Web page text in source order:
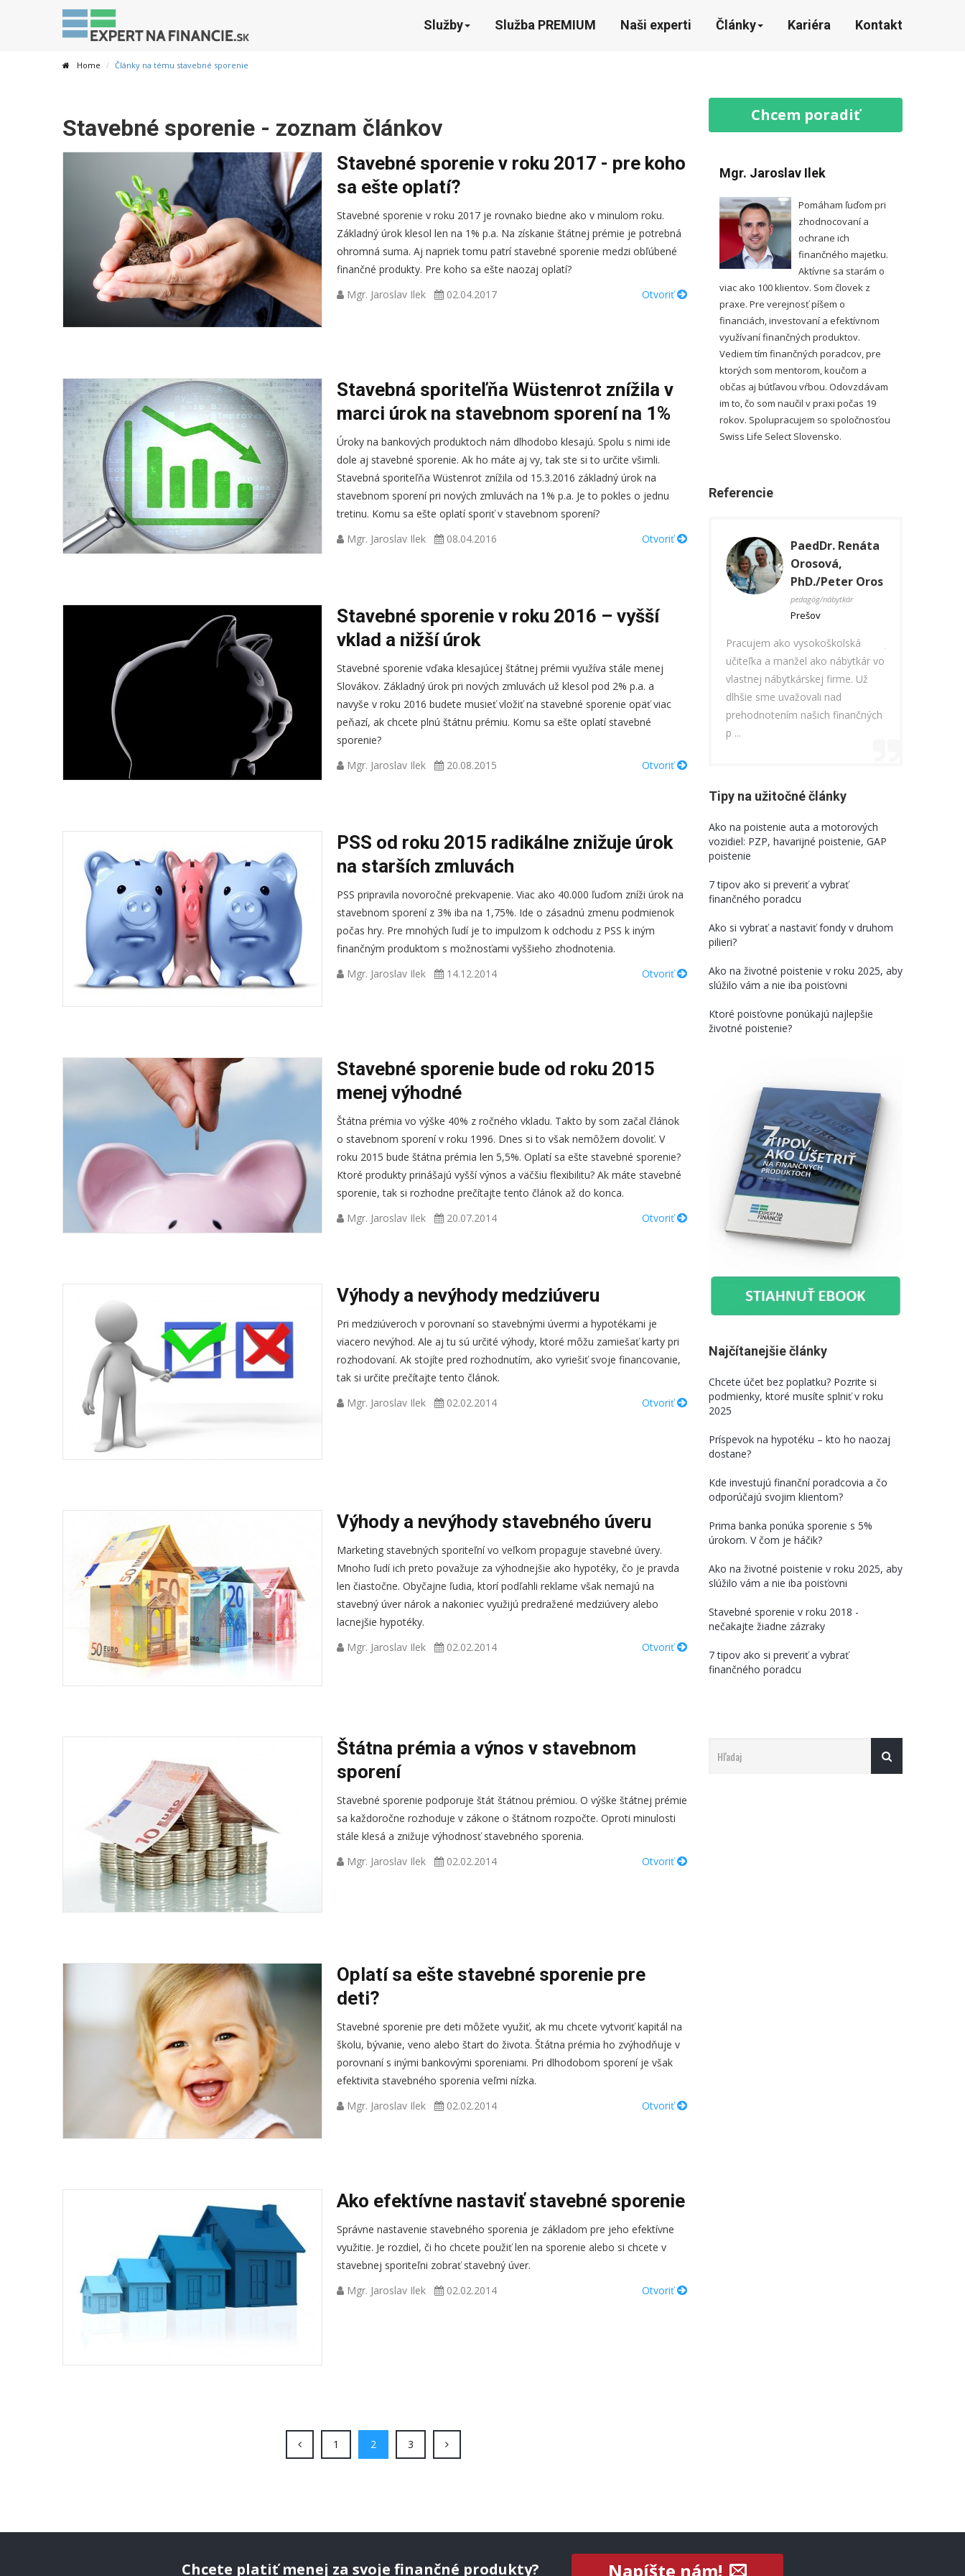
Služby Služba PREMIUM Naši experti Články Kariéra Kontakt
Home Články na tému stavebné sporenie
Stavebné sporenie - zoznam článkov
Stavebné sporenie v roku 2017 - pre koho
sa ešte oplatí?
Stavebné sporenie v roku 2017 je rovnako biedne ako v minulom roku.
Základný úrok klesol len na 1% p.a. Na získanie štátnej prémie je potrebná
ohromná suma. Aj napriek tomu patrí stavebné sporenie medzi obľúbené
finančné produkty. Pre koho sa ešte naozaj oplatí?
Mgr. Jaroslav Ilek
02.04.2017 Otvoriť
Stavebná sporiteľňa Wüstenrot znížila v
marci úrok na stavebnom sporení na 1%
Úroky na bankových produktoch nám dlhodobo klesajú. Spolu s nimi ide
dole aj stavebné sporenie. Ak ho máte aj vy, tak ste si to určite všimli.
Stavebná sporiteľňa Wüstenrot znížila od 15.3.2016 základný úrok na
stavebnom sporení pri nových zmluvách na 1% p.a. Je to pokles o jednu
tretinu. Komu sa ešte oplatí sporiť v stavebnom sporení?
Mgr. Jaroslav Ilek
08.04.2016 Otvoriť
Stavebné sporenie v roku 2016 – vyšší
vklad a nižší úrok
Stavebné sporenie vďaka klesajúcej štátnej prémii využíva stále menej
Slovákov. Základný úrok pri nových zmluvách už klesol pod 2% p.a. a
navyše v roku 2016 budete musieť vložiť na stavebné sporenie opäť viac
peňazí, ak chcete plnú štátnu prémiu. Komu sa ešte oplatí stavebné
sporenie?
Mgr. Jaroslav Ilek
20.08.2015 Otvoriť
PSS od roku 2015 radikálne znižuje úrok
na starších zmluvách
PSS pripravila novoročné prekvapenie. Viac ako 40.000 ľuďom zníži úrok na
stavebnom sporení z 3% iba na 1,75%. Ide o zásadnú zmenu podmienok
počas hry. Pre mnohých ľudí je to impulzom k odchodu z PSS k iným
finančným produktom s možnosťami vyššieho zhodnotenia.
Mgr. Jaroslav Ilek
14.12.2014 Otvoriť
Stavebné sporenie bude od roku 2015
menej výhodné
Štátna prémia vo výške 40% z ročného vkladu. Takto by som začal článok
o stavebnom sporení v roku 1996. Dnes si to však nemôžem dovoliť. V
roku 2015 bude štátna prémia len 5,5%. Oplatí sa ešte stavebné sporenie?
Ktoré produkty prinášajú vyšší výnos a väčšiu flexibilitu? Ak máte stavebné
sporenie, tak si rozhodne prečítajte tento článok až do konca.
Mgr. Jaroslav Ilek
20.07.2014 Otvoriť
Výhody a nevýhody medziúveru
Pri medziúveroch v porovnaní so stavebnými úvermi a hypotékami je
viacero nevýhod. Ale aj tu sú určité výhody, ktoré môžu zamiešať karty pri
rozhodovaní. Ak stojíte pred rozhodnutím, ako vyriešiť svoje financovanie,
tak si určite prečítajte tento článok.
Mgr. Jaroslav Ilek
02.02.2014 Otvoriť
Výhody a nevýhody stavebného úveru
Marketing stavebných sporiteľní vo veľkom propaguje stavebné úvery.
Mnoho ľudí ich preto považuje za výhodnejšie ako hypotéky, čo je pravda
len čiastočne. Obyčajne ľudia, ktorí podľahli reklame však nemajú na
stavebný úver nárok a nakoniec využijú predražené medziúvery alebo
lacnejšie hypotéky.
Mgr. Jaroslav Ilek
02.02.2014 Otvoriť
Štátna prémia a výnos v stavebnom
sporení
Stavebné sporenie podporuje štát štátnou prémiou. O výške štátnej prémie
sa každoročne rozhoduje v zákone o štátnom rozpočte. Oproti minulosti
stále klesá a znižuje výhodnosť stavebného sporenia.
Mgr. Jaroslav Ilek
02.02.2014 Otvoriť
Oplatí sa ešte stavebné sporenie pre
deti?
Stavebné sporenie pre deti môžete využiť, ak mu chcete vytvoriť kapitál na
školu, bývanie, veno alebo štart do života. Štátna prémia ho zvýhodňuje v
porovnaní s inými bankovými sporeniami. Pri dlhodobom sporení je však
efektivita stavebného sporenia veľmi nízka.
Mgr. Jaroslav Ilek
02.02.2014 Otvoriť
Ako efektívne nastaviť stavebné sporenie
Správne nastavenie stavebného sporenia je základom pre jeho efektívne
využitie. Je rozdiel, či ho chcete použiť len na sporenie alebo si chcete v
stavebnej sporiteľni zobrať stavebný úver.
Mgr. Jaroslav Ilek
02.02.2014 Otvoriť
1 (current)
2(current)
3(current)
Chcem poradiť
Mgr. Jaroslav Ilek
Pomáham ľuďom pri
zhodnocovaní a
ochrane ich
finančného majetku.
Aktívne sa starám o
viac ako 100 klientov. Som človek z
praxe. Pre verejnosť píšem o
financiách, investovaní a efektívnom
využívaní finančných produktov.
Vediem tím finančných poradcov, pre
ktorých som mentorom, koučom a
občas aj bútľavou vŕbou. Odovzdávam
im to, čo som naučil v praxi počas 19
rokov. Spolupracujem so spoločnosťou
Swiss Life Select Slovensko.
Referencie
PaedDr. Renáta
Prešov
učiteľka a manžel ako nábytkár vo
vlastnej nábytkárskej firme. Už
dlhšie sme uvažovali nad
prehodnotením našich finančných
Ing. Martin
Bartoš a Ing.
Erika Bartošová
IT manažér/ IT manažér
Košice
Ja pracujem ako IT manažér kde
mám na starosti rozvoj
zamestnancov, spravovanie
zákazníkov, a manželka pracuje
tiež v rámci IT ako team leader. S
Dušanom spol ...
Tipy na užitočné články
Ako na poistenie auta a motorových
vozidiel: PZP, havarijné poistenie, GAP
poistenie
7 tipov ako si preveriť a vybrať
finančného poradcu
Ako si vybrať a nastaviť fondy v druhom
pilieri?
Ako na životné poistenie v roku 2025, aby
slúžilo vám a nie iba poisťovni
Ktoré poisťovne ponúkajú najlepšie
životné poistenie?
Najčítanejšie články
Chcete účet bez poplatku? Pozrite si
podmienky, ktoré musíte splniť v roku
2025
Príspevok na hypotéku – kto ho naozaj
dostane?
Kde investujú finanční poradcovia a čo
odporúčajú svojim klientom?
Prima banka ponúka sporenie s 5%
úrokom. V čom je háčik?
Ako na životné poistenie v roku 2025, aby
slúžilo vám a nie iba poisťovni
Stavebné sporenie v roku 2018 -
nečakajte žiadne zázraky
7 tipov ako si preveriť a vybrať
finančného poradcu
Chcete platiť menej za svoje finančné produkty? Napíšte nám!